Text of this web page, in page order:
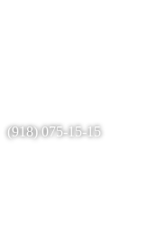
(918) 075-15-15